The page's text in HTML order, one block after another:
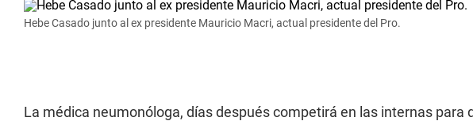
Hebe Casado junto al ex presidente Mauricio Macri, actual presidente del Pro.
La médica neumonóloga, días después competirá en las internas para